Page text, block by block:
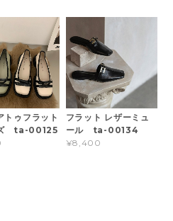
トゥフラット
ta-00125
フラット レザーミュ
ール ta-00134
¥8,400